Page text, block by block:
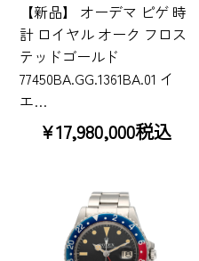
【新品】 オーデマ ピゲ 時
計 ロイヤル オーク フロス
テッドゴールド
77450BA.GG.1361BA.01 イ
エ…
¥17,980,000税込